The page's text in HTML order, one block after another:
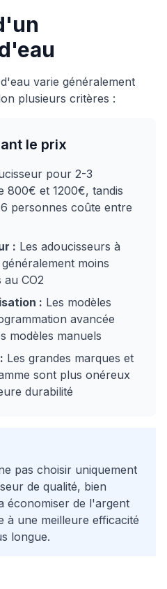
varie généralement
plusieurs critères :
le prix
pour 2-3
800€ et 1200€, tandis
personnes coûte entre
: Les adoucisseurs à
moins
CO2
: Les modèles
avancée
modèles manuels
Les grandes marques et
sont plus onéreux
durabilité
pas choisir uniquement
de qualité, bien
économiser de l'argent
à une meilleure efficacité
longue.